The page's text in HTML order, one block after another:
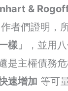
&
者們證明，
樣」
，並用
是主權債務
速增加 等可